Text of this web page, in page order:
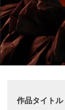
作品タイトル